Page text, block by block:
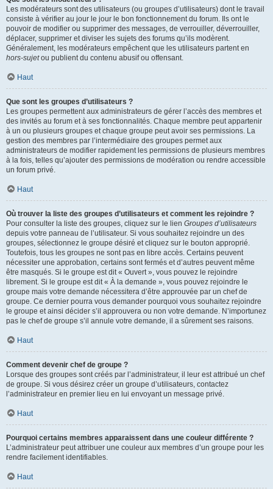
Les modérateurs sont des utilisateurs (ou groupes d’utilisateurs) dont le travail
consiste à vérifier au jour le jour le bon fonctionnement du forum. Ils ont le
pouvoir de modifier ou supprimer des messages, de verrouiller, déverrouiller,
déplacer, supprimer et diviser les sujets des forums qu’ils modèrent.
Généralement, les modérateurs empêchent que les utilisateurs partent en
hors-sujetou publient du contenu abusif ou offensant.
Haut
Que sont les groupes d’utilisateurs ?
Les groupes permettent aux administrateurs de gérer l’accès des membres et
des invités au forum et à ses fonctionnalités. Chaque membre peut appartenir
à un ou plusieurs groupes et chaque groupe peut avoir ses permissions. La
gestion des membres par l’intermédiaire des groupes permet aux
administrateurs de modifier rapidement les permissions de plusieurs membres
à la fois, telles qu’ajouter des permissions de modération ou rendre accessible
un forum privé.
Haut
Où trouver la liste des groupes d’utilisateurs et comment les rejoindre ?
Pour consulter la liste des groupes, cliquez sur le lien Groupes d’utilisateurs
depuis votre panneau de l’utilisateur. Si vous souhaitez rejoindre un des
groupes, sélectionnez le groupe désiré et cliquez sur le bouton approprié.
Toutefois, tous les groupes ne sont pas en libre accès. Certains peuvent
nécessiter une approbation, certains sont fermés et d’autres peuvent même
être masqués. Si le groupe est dit « Ouvert », vous pouvez le rejoindre
librement. Si le groupe est dit « À la demande », vous pouvez rejoindre le
groupe mais votre demande nécessitera d’être approuvée par un chef de
groupe. Ce dernier pourra vous demander pourquoi vous souhaitez rejoindre
le groupe et ainsi décider s’il approuvera ou non votre demande. N’importunez
pas le chef de groupe s’il annule votre demande, il a sûrement ses raisons.
Haut
Comment devenir chef de groupe ?
Lorsque des groupes sont créés par l’administrateur, il leur est attribué un chef
de groupe. Si vous désirez créer un groupe d’utilisateurs, contactez
l’administrateur en premier lieu en lui envoyant un message privé.
Haut
Pourquoi certains membres apparaissent dans une couleur différente ?
L’administrateur peut attribuer une couleur aux membres d’un groupe pour les
rendre facilement identifiables.
Haut